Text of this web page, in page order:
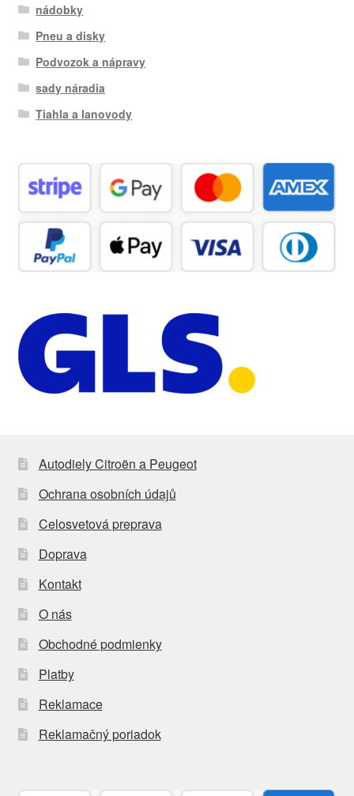
nádobky
Pneu a disky
Podvozok a nápravy
sady náradia
Tiahla a lanovody
Autodiely Citroën a Peugeot
Ochrana osobních údajů
Celosvetová preprava
Doprava
Kontakt
O nás
Obchodné podmienky
Platby
Reklamace
Reklamačný poriadok